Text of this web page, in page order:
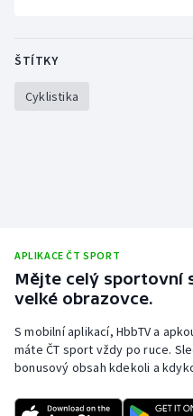
Rychlostní kanoistika
Short track
Vodní slalom
Volejbal
Ostatní
ŠTÍTKY
Cyklistika
APLIKACE ČT SPORT
Mějte celý sportovní
velké obrazovce.
S mobilní aplikací, HbbTV a
máte ČT sport vždy po ruce.
bonusový obsah kdekoli a